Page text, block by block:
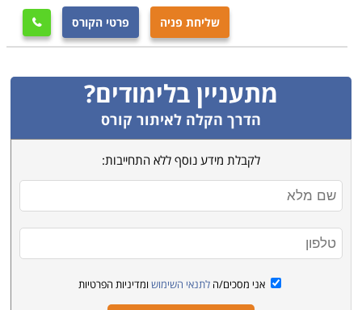
שליחת פניה פרטי הקורס 
מתעניין בלימודים?
הדרך הקלה לאיתור קורס
לקבלת מידע נוסף ללא התחייבות:
אני מסכים/ה לתנאי השימוש ומדיניות הפרטיות